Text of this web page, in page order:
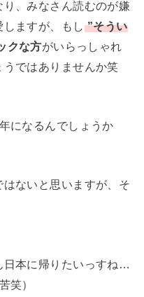
、みなさん読むのが嫌
ますが、もし”そうい
クな方がいらっしゃれ
ではありませんか笑
になるんでしょうか
ないと思いますが、そ
日本に帰りたいっすね…
笑）